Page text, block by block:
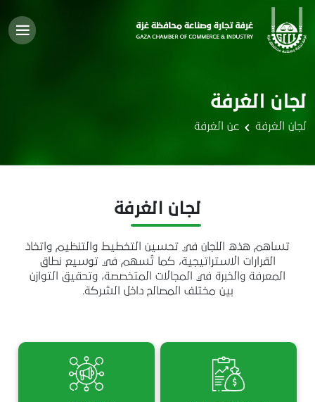
لجان الغرفة
لجان الغرفة عن الغرفة
لجان الغرفة
تساهم هذه اللجان في تحسين التخطيط والتنظيم واتخاذ
القرارات الاستراتيجية، كما تُسهم في توسيع نطاق
المعرفة والخبرة في المجالات المتخصصة، وتحقيق التوازن
بين مختلف المصالح داخل الشركة.